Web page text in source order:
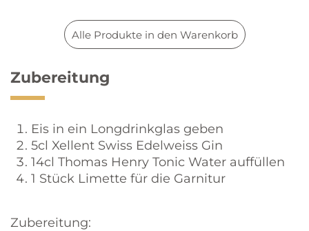
Alle Produkte in den Warenkorb
Zubereitung
Eis in ein Longdrinkglas geben
5cl Xellent Swiss Edelweiss Gin
14cl Thomas Henry Tonic Water auffüllen
1 Stück Limette für die Garnitur
Zubereitung: